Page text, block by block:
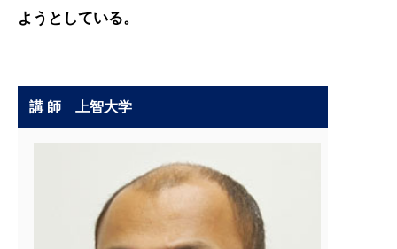
ようとしている。
講 師 上智大学